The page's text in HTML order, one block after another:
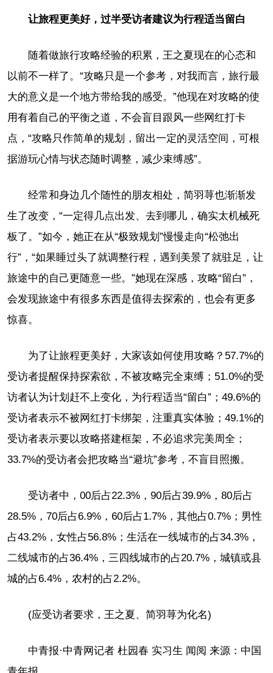
让旅程更美好，过半受访者建议为行程适当留白
随着做旅行攻略经验的积累，王之夏现在的心态和
以前不一样了。“攻略只是一个参考，对我而言，旅行最
大的意义是一个地方带给我的感受。”他现在对攻略的使
用有着自己的平衡之道，不会盲目跟风一些网红打卡
点，“攻略只作简单的规划，留出一定的灵活空间，可根
据游玩心情与状态随时调整，减少束缚感”。
经常和身边几个随性的朋友相处，简羽荨也渐渐发
生了改变，“一定得几点出发、去到哪儿，确实太机械死
板了。”如今，她正在从“极致规划”慢慢走向“松弛出
行”，“如果睡过头了就调整行程，遇到美景了就驻足，让
旅途中的自己更随意一些。”她现在深感，攻略“留白”，
会发现旅途中有很多东西是值得去探索的，也会有更多
惊喜。
为了让旅程更美好，大家该如何使用攻略？57.7%的
受访者提醒保持探索欲，不被攻略完全束缚；51.0%的受
访者认为计划赶不上变化，为行程适当“留白”；49.6%的
受访者表示不被网红打卡绑架，注重真实体验；49.1%的
受访者表示要以攻略搭建框架，不必追求完美周全；
33.7%的受访者会把攻略当“避坑”参考，不盲目照搬。
受访者中，00后占22.3%，90后占39.9%，80后占
28.5%，70后占6.9%，60后占1.7%，其他占0.7%；男性
占43.2%，女性占56.8%；生活在一线城市的占34.3%，
二线城市的占36.4%，三四线城市的占20.7%，城镇或县
城的占6.4%，农村的占2.2%。
(应受访者要求，王之夏、简羽荨为化名)
中青报·中青网记者 杜园春 实习生 闻阅 来源：中国